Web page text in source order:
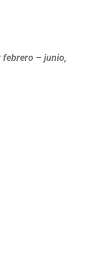
febrero – junio,